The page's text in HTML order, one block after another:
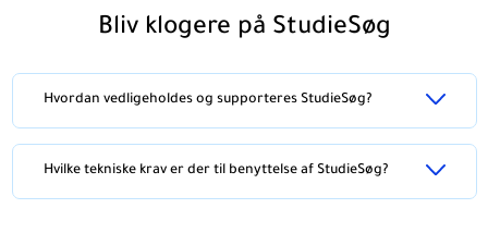
Bliv klogere på StudieSøg
Hvordan vedligeholdes og supporteres StudieSøg?
Hvilke tekniske krav er der til benyttelse af StudieSøg?